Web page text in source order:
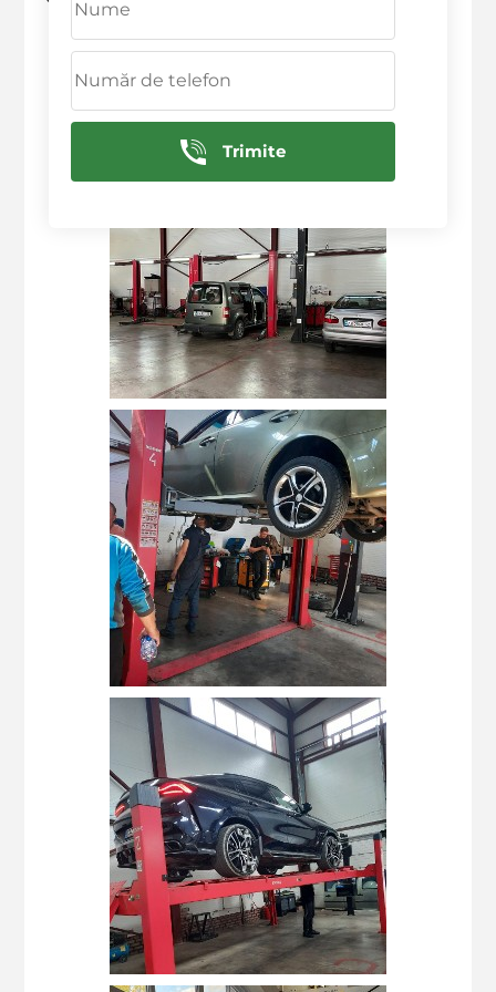
Deservim in urmatoarele raioane: Ciocana,
Rascani, Botanica, Centru, Sculeni, Buiucani
Trimite